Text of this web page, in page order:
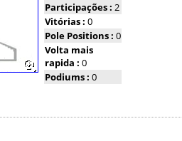
Participações : 2
Vitórias : 0
Pole Positions : 0
Volta mais
rapida : 0
Podiums : 0